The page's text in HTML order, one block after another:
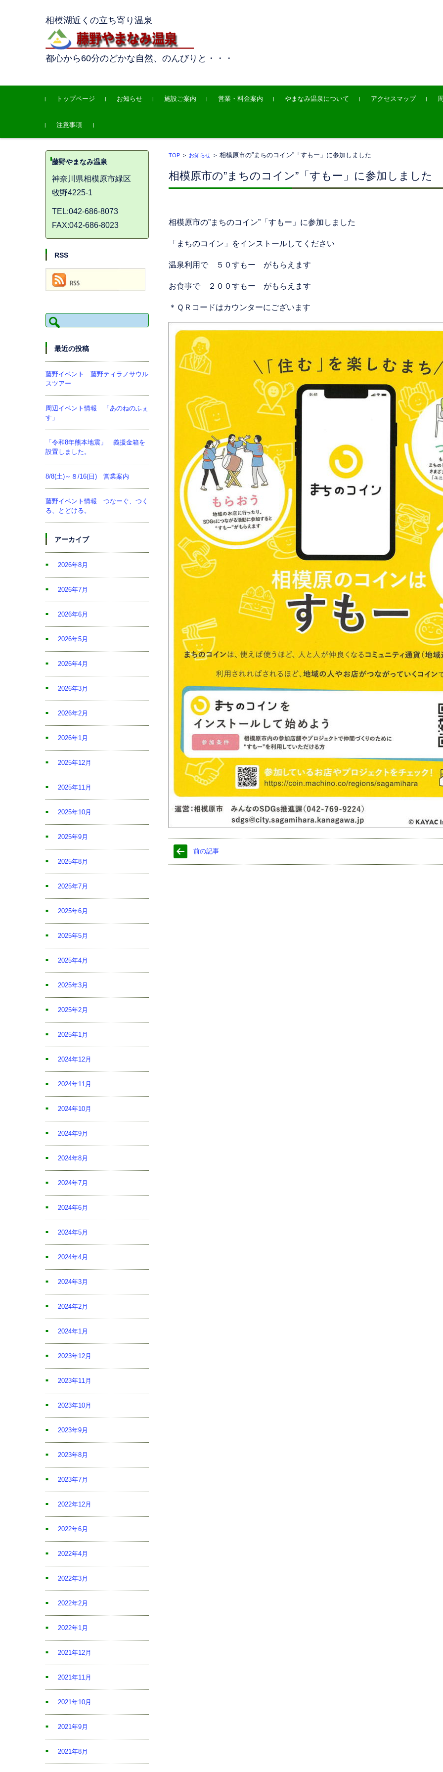
相模湖近くの立ち寄り温泉
都心から60分のどかな自然、のんびりと・・・
コンテンツに移動
トップページ
お知らせ 施設ご案内 営業・料金案内 やまなみ温泉について アクセスマップ
注意事項
TOP> お知らせ> 相模原市の”まちのコイン”「すもー」に参加しました
相模原市の”まちのコイン”「すもー」に参加しました
相模原市の”まちのコイン”「すもー」に参加しました
「まちのコイン」をインストールしてください
温泉利用で ５０すもー がもらえます
お食事で ２００すもー がもらえます
＊ＱＲコードはカウンターにございます
前の記事
藤野やまなみ温泉
神奈川県相模原市緑区
牧野4225-1
TEL:042-686-8073
FAX:042-686-8023
RSS
検
索:
最近の投稿
藤野イベント 藤野ティラノサウル
スツアー
周辺イベント情報 「あのねのふぇ
す」
「令和8年熊本地震」 義援金箱を
設置しました。
8/8(土)～８/16(日) 営業案内
藤野イベント情報 つなーぐ、つく
る、とどける。
アーカイブ
2026年8月
2026年7月
2026年6月
2026年5月
2026年4月
2026年3月
2026年2月
2026年1月
2025年12月
2025年11月
2025年10月
2025年9月
2025年8月
2025年7月
2025年6月
2025年5月
2025年4月
2025年3月
2025年2月
2025年1月
2024年12月
2024年11月
2024年10月
2024年9月
2024年8月
2024年7月
2024年6月
2024年5月
2024年4月
2024年3月
2024年2月
2024年1月
2023年12月
2023年11月
2023年10月
2023年9月
2023年8月
2023年7月
2022年12月
2022年6月
2022年4月
2022年3月
2022年2月
2022年1月
2021年12月
2021年11月
2021年10月
2021年9月
2021年8月